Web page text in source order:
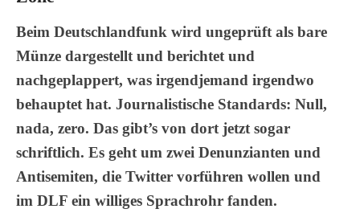
Beim Deutschlandfunk wird ungeprüft als bare
Münze dargestellt und berichtet und
nachgeplappert, was irgendjemand irgendwo
behauptet hat. Journalistische Standards: Null,
nada, zero. Das gibt’s von dort jetzt sogar
schriftlich. Es geht um zwei Denunzianten und
Antisemiten, die Twitter vorführen wollen und
im DLF ein williges Sprachrohr fanden.